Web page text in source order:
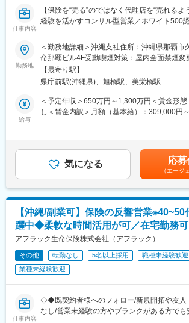
13時：データ分析、提案資料の作成
15時：代理店との商談（2）
17時：帰社、事務作業、翌日の準備
■研修制度
入社後は全体研修の後、支社配属となり、商
のサポートからお任せします。中途入社社員
OJT/カルチャーの伝承/人間関係構築をサポ
「行動評価」は給与改定に反映されます。
賞与は年に3回あり、6月、12月賞与は固定で
績賞与は全社業績と個人業績で変動します。
賞与の総支給月数は、およそ7.2～8.5か月と
■働き方
在宅勤務からのリモート会議（担当代理店次
度、直行直帰も可です。転居の有無にかかわ
転勤の可能性がございます。
■キャリアの選択肢
ジョブポスティング制度や自己申告制度など
チャレンジできる制度が整っています。実際
報や商品開発、ITシステム、契約サービス部
のキャリアチェンジが叶っています。
仕事内容
【保険を“売る”のではなく代理店を“売れる
経験を活かすコンサル型営業／ホワイト500認
全国8000店以上の販売代理店や提携金融機関
保険提案ができるよう、販売促進や経営課題
ルティング営業を行います。
■業務詳細
・販売戦略の立案
・商品勉強会や各種研修、販売方法指導
■最先端の営業支援システム
2023年12月に生成AIを活用した業務支援ツー
を模索し続けています。
■1日の流れ
9時：朝礼、チーム内での事例共有など
10時：販売戦略ミーティング
11時：代理店との商談（1）
12時：ランチ
17時：帰社、事務作業、翌日の準備
18時：退社
勤務地
＜勤務地詳細＞沖縄支社住所：沖縄県那覇
命那覇ビル4F受動喫煙対策：屋内全面禁煙変
める事業所（リモートワーク含む）
【最寄り駅】
県庁前駅(沖縄県)、旭橋駅、美栄橋駅
給与
＜予定年収＞650万円～1,300万円＜賃金形
し＜賃金内訳＞月額（基本給）：309,000円
です。※転居を伴う場合、別途転勤手当（4万
宅補助（例：6万円/月までの9割会社負担）の
賃金はあくまでも目安の金額であり、選考を
性があります。月給(月額)は固定手当を含め
気になる 応
（エージ
【沖縄/副業可】保険の反響営業
躍中◆柔軟な時間活用が可／在宅勤務可
アフラック生命保険株式会社（アフラック）
その他 転勤なし 5名以上採用
職種未経験歓迎
業種未経験歓迎
仕事内容
◇◆既契約者様へのフォロー/新規開拓や友人
なし/営業未経験の方やブランクがある方で